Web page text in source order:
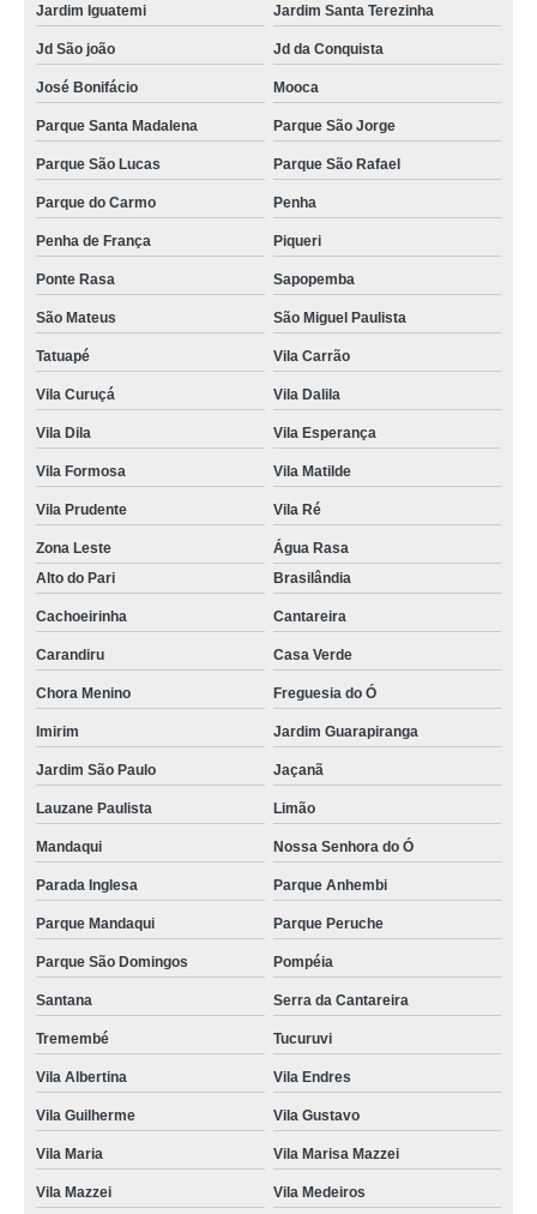
quanto custa brinde comestível para feiras Cidade Patriarca
brinde comestível personalizado Pacaembu
brinde comestível para colaborador preço Conjunto Habitacional Padre
Manoel da Nóbrega
brinde comestível para eventos Vila Romana
brindes corporativos comestíveis preço Jardim Everest
brinde comestível personalizado Conjunto Habitacional Padre Manoel da
Nóbrega
brinde comestível para feiras preço Imirim
brindes comestíveis para casamento Jardim Iguatemi
brindes comestíveis Santa Isabel
brinde comestível para feiras Jardim Iguatemi
orçamento de brindes comestíveis para empresas Alto da Lapa
quanto custa brinde comestível Vila Endres
quanto custa brinde comestível para feiras Vila Mariana
quanto custa brinde comestível para datas comemorativas Belém
brindes comestíveis para casamento preço Vila Curuçá
brindes comestíveis para empresas Parada Inglesa
brinde corporativo comestível Parque Santa Madalena
brindes comestíveis para casamento preço Parque Peruche
orçamento de brinde comestível para datas comemorativas Parada Inglesa
brinde comestível para datas comemorativas Lapa
orçamento de brindes comestíveis para empresas Vila Nova Conceição
orçamento de brindes corporativos comestíveis Jardim Bonfiglioli
quanto custa brindes corporativos comestíveis Jardim Iguatemi
orçamento de brinde comestível para eventos Jardins
Jardim Iguatemi Jardim Santa Terezinha
Jd São joão Jd da Conquista
José Bonifácio Mooca
Parque Santa Madalena Parque São Jorge
Parque São Lucas Parque São Rafael
Parque do Carmo Penha
Penha de França Piqueri
Ponte Rasa Sapopemba
São Mateus São Miguel Paulista
Tatuapé Vila Carrão
Vila Curuçá Vila Dalila
Vila Dila Vila Esperança
Vila Formosa Vila Matilde
Vila Prudente Vila Ré
Zona Leste
Água Rasa
Alto do Pari
Brasilândia
Cachoeirinha Cantareira
Carandiru Casa Verde
Chora Menino Freguesia do Ó
Imirim Jardim Guarapiranga
Jardim São Paulo Jaçanã
Lauzane Paulista Limão
Mandaqui Nossa Senhora do Ó
Parada Inglesa Parque Anhembi
Parque Mandaqui Parque Peruche
Parque São Domingos Pompéia
Santana Serra da Cantareira
Tremembé Tucuruvi
Vila Albertina Vila Endres
Vila Guilherme Vila Gustavo
Vila Maria Vila Marisa Mazzei
Vila Mazzei
Vila Medeiros